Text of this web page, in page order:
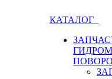
КАТАЛОГ